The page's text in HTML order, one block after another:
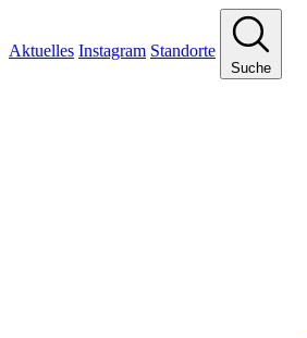
Aktuelles Instagram Standorte
Suche